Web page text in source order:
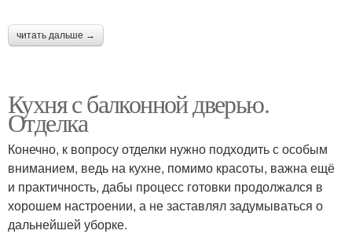
читать дальше →
Кухня с балконной дверью.
Отделка
Конечно, к вопросу отделки нужно подходить с особым
вниманием, ведь на кухне, помимо красоты, важна ещё
и практичность, дабы процесс готовки продолжался в
хорошем настроении, а не заставлял задумываться о
дальнейшей уборке.